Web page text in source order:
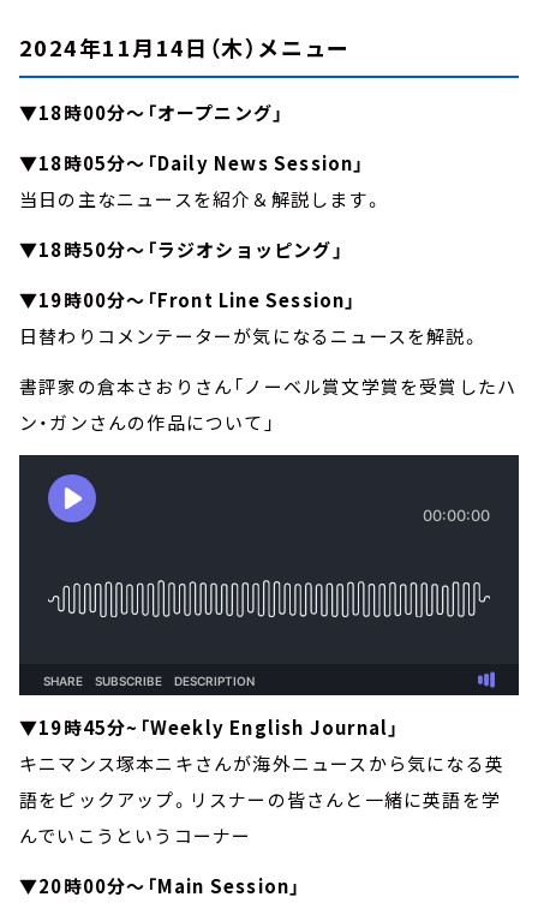
2024年11月14日（木）メニュー
▼18時00分～「オープニング」
▼18時05分～「Daily News Session」
当日の主なニュースを紹介＆解説します。
▼18時50分～「ラジオショッピング」
▼19時00分～「Front Line Session」
日替わりコメンテーターが気になるニュースを解説。
書評家の倉本さおりさん「ノーベル賞文学賞を受賞したハ
ン・ガンさんの作品について」
▼19時45分~「Weekly English Journal」
キニマンス塚本ニキさんが海外ニュースから気になる英
語をピックアップ。リスナーの皆さんと一緒に英語を学
んでいこうというコーナー
▼20時00分～「Main Session」